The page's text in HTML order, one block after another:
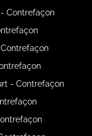
Contrefaçon
- Contrefaçon